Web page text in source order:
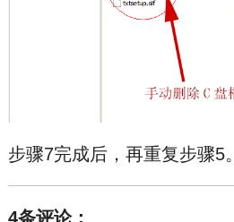
步骤7完成后，再重复步骤5。
4条评论：